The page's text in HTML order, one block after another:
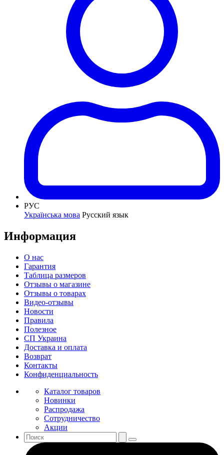
РУС
Українська мова Русский язык
Информация
О нас
Гарантия
Таблица размеров
Отзывы о магазине
Отзывы о товарах
Видео-отзывы
Новости
Правила
Полезное
СП Украина
Доставка и оплата
Возврат
Контакты
Конфиденциальность
Каталог товаров
Новинки
Распродажа
Сотрудничество
Акции